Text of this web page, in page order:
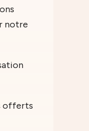
notre
offerts